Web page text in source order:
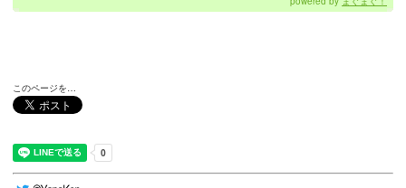
このページを…